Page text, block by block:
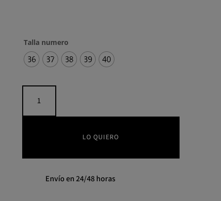
Talla numero
36 37 38 39 40
negra
LO QUIERO
Envío en 24/48 horas